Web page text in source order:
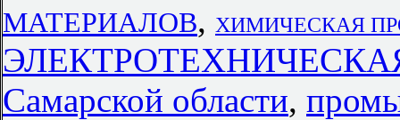
МАТЕРИАЛОВ, ХИМИЧЕСКАЯ
Самарской области,